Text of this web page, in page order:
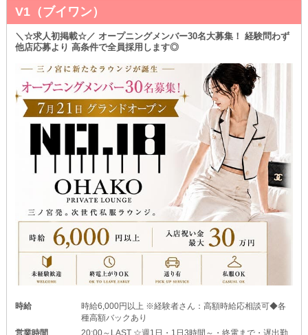
V1（ブイワン）
＼☆求人初掲載☆／ オープニングメンバー30名大募集！ 経験問わず
他店応募より 高条件で全員採用します◎
時給
時給6,000円以上 ※経験者さん：高額時給応相談可◆各
種高額バックあり
営業時間
20:00～LAST ☆週1日・1日3時間～・終電まで・遅出勤